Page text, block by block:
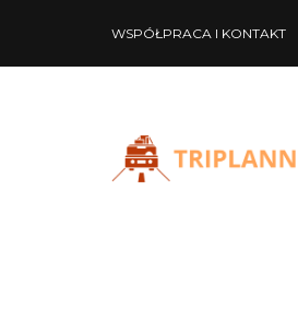
WSPÓŁPRACA I KONTAKT